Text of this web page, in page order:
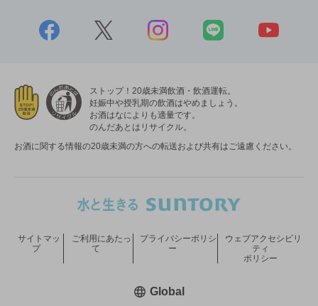
ストップ！20歳未満飲酒・飲酒運転。
妊娠中や授乳期の飲酒はやめましょう。
お酒はなによりも適量です。
のんだあとはリサイクル。
お酒に関する情報の20歳未満の方への転送および共有はご遠慮ください。
サイトマッ
プ
ご利用にあたっ
て
プライバシーポリシ
ー
ウェブアクセシビリ
ティ
ポリシー
Global新しいウィンドウで開く